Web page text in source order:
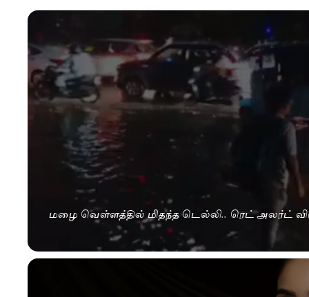
மழை வெள்ளத்தில் மிதந்த டெல்லி.. ரெட் அலர்ட்